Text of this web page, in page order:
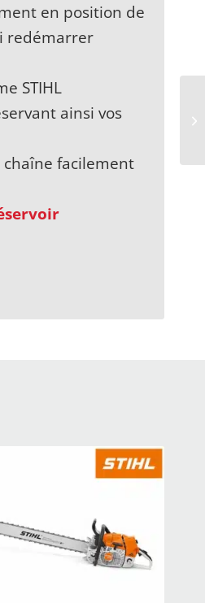
en position de
redémarrer
STIHL
ainsi vos
facilement